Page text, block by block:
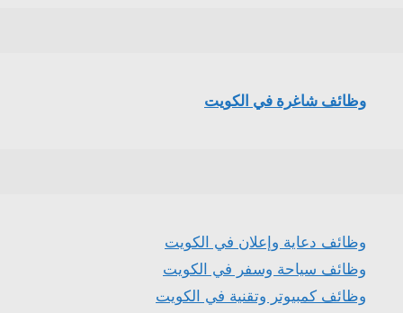
وظائف شاغرة في الكويت
وظائف دعاية وإعلان في الكويت
وظائف سياحة وسفر في الكويت
وظائف كمبيوتر وتقنية في الكويت